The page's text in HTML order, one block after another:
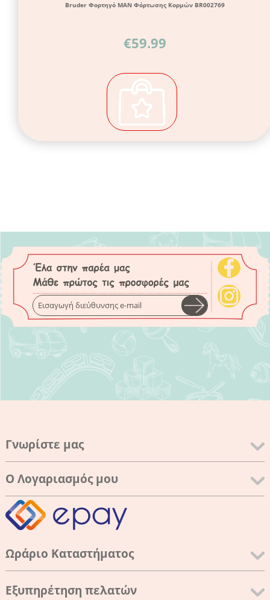
Bruder Φορτηγό ΜΑΝ Φόρτωσης Κορμών BR002769
€59.99
Γνωρίστε μας
Ο Λογαριασμός μου
Ωράριο Καταστήματος
Εξυπηρέτηση πελατών